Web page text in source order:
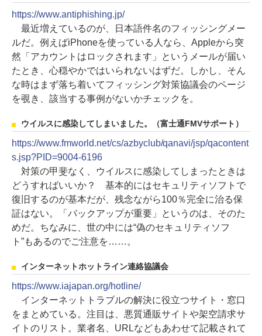
https://www.antiphishing.jp/
最近増えているのが、日本語件名のフィッシングメー
ルだ。例えばiPhoneを使っている人なら、Appleから突
然「アカウントはロックされます」というメールが届い
たとき、心穏やかではいられないはずだ。しかし、そん
な時はまず落ち着いてフィッシング対策協議会のページ
を覗き、該当する事例がないかチェックを。
ウイルスに感染してしまいました。（富士通FMVサポート）
https://www.fmworld.net/cs/azbyclub/qanavi/jsp/qacontent
s.jsp?PID=9004-6196
対策の甲斐なく、ウイルスに感染してしまったときは
どうすればいいか？ 基本的にはセキュリティソフトで
復旧するのが基本だが、残念ながら100％完全に治る保
証はない。「バックアップが重要」というのは、そのた
めだ。ちなみに、世の中には“偽のセキュリティソフ
ト”もあるのでご注意を……。
インターネットホットライン連絡協議会
https://www.iajapan.org/hotline/
インターネットトラブルの解決に役立つサイト・窓口
をまとめている。注目は、悪質通販サイトや架空請求サ
イトのリスト。業者名、URLなどもあわせて記載されて